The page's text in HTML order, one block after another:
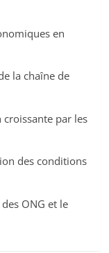
en
la chaîne de
par les
des conditions
ONG et le